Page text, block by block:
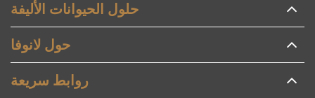
حلول الحيوانات الأليفة
حول لانوفا
روابط سريعة